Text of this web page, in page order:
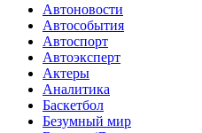
Автоновости
Автособытия
Автоспорт
Автоэксперт
Актеры
Аналитика
Баскетбол
Безумный мир